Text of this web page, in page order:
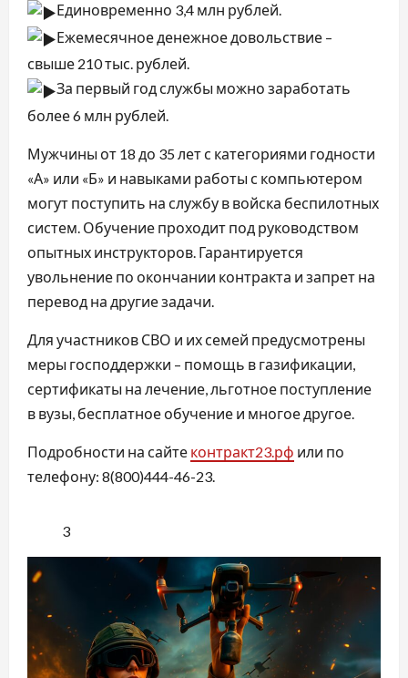
Единовременно 3,4 млн рублей.
Ежемесячное денежное довольствие –
свыше 210 тыс. рублей.
За первый год службы можно заработать
более 6 млн рублей.
Мужчины от 18 до 35 лет с категориями годности
«А» или «Б» и навыками работы с компьютером
могут поступить на службу в войска беспилотных
систем. Обучение проходит под руководством
опытных инструкторов. Гарантируется
увольнение по окончании контракта и запрет на
перевод на другие задачи.
Для участников СВО и их семей предусмотрены
меры господдержки – помощь в газификации,
сертификаты на лечение, льготное поступление
в вузы, бесплатное обучение и многое другое.
Подробности на сайте контракт23.рф или по
телефону: 8(800)444-46-23.
3